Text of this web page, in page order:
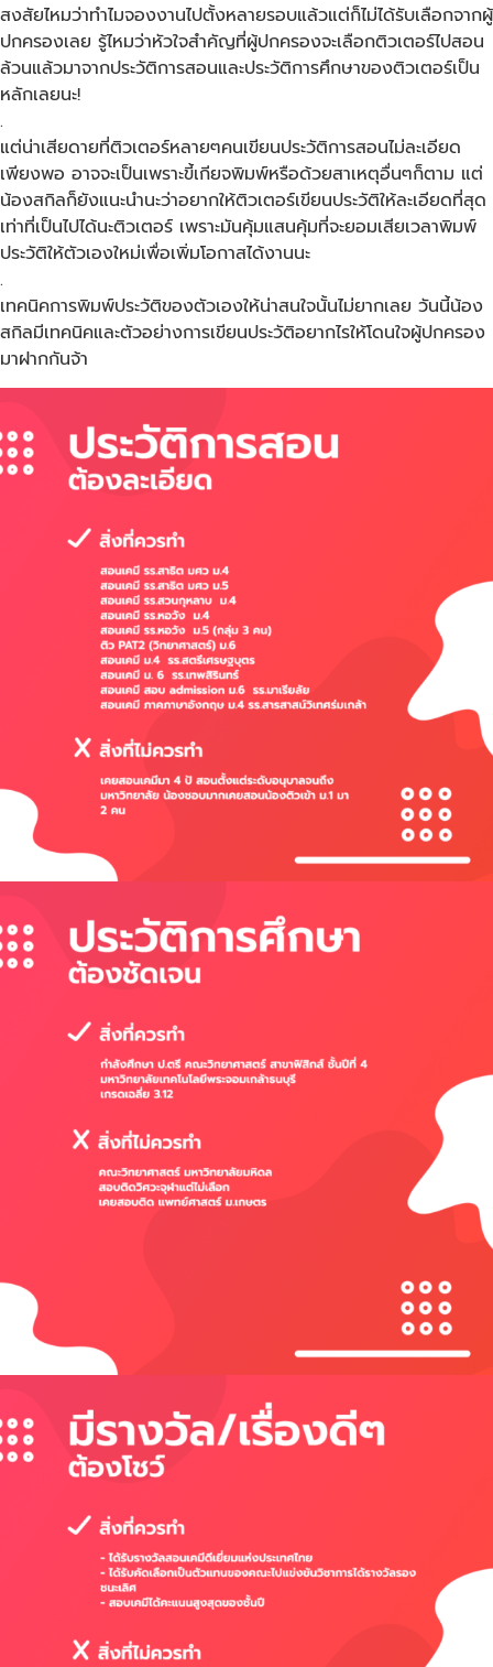
สงสัยไหมว่าทำไมจองงานไปตั้งหลายรอบแล้วแต่ก็ไม่ได้รับเลือกจากผู้
ปกครองเลย รู้ไหมว่าหัวใจสำคัญที่ผู้ปกครองจะเลือกติวเตอร์ไปสอน
ล้วนแล้วมาจากประวัติการสอนและประวัติการศึกษาของติวเตอร์เป็น
หลักเลยนะ!
.
แต่น่าเสียดายที่ติวเตอร์หลายๆคนเขียนประวัติการสอนไม่ละเอียด
เพียงพอ อาจจะเป็นเพราะขี้เกียจพิมพ์หรือด้วยสาเหตุอื่นๆก็ตาม แต่
น้องสกิลก็ยังแนะนำนะว่าอยากให้ติวเตอร์เขียนประวัติให้ละเอียดที่สุด
เท่าที่เป็นไปได้นะติวเตอร์ เพราะมันคุ้มแสนคุ้มที่จะยอมเสียเวลาพิมพ์
ประวัติให้ตัวเองใหม่เพื่อเพิ่มโอกาสได้งานนะ
.
เทคนิคการพิมพ์ประวัติของตัวเองให้น่าสนใจนั้นไม่ยากเลย วันนี้น้อง
สกิลมีเทคนิคและตัวอย่างการเขียนประวัติอยากไรให้โดนใจผู้ปกครอง
มาฝากกันจ้า